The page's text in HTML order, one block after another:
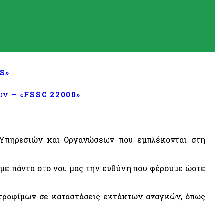
– «FSSC 22000»
και Οργανώσεων που εμπλέκονται στη
πάντα στο νου μας την ευθύνη που φέρουμε ώστε
τροφίμων σε καταστάσεις εκτάκτων αναγκών, όπως